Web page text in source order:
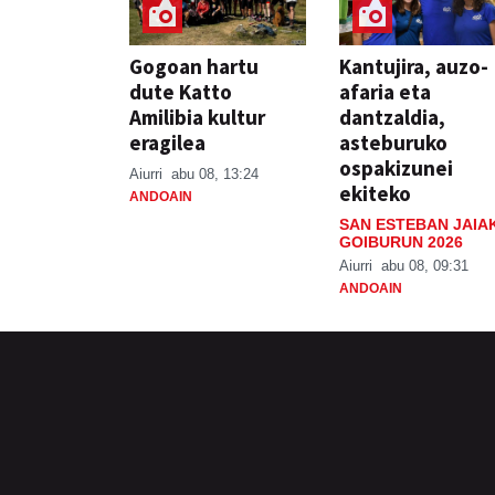
Gogoan hartu
dute Katto
Amilibia kultur
eragilea
Aiurri abu 08, 13:24
ANDOAIN
Kantujira, auzo-
afaria eta
dantzaldia,
asteburuko
ospakizunei
ekiteko
SAN ESTEBAN
GOIBURUN 2026
Aiurri abu 08, 09:31
ANDOAIN